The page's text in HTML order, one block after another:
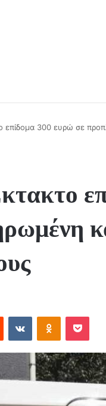
επίδομα 300 ευρώ σε
Reddit VKontakteOdnoklassniki